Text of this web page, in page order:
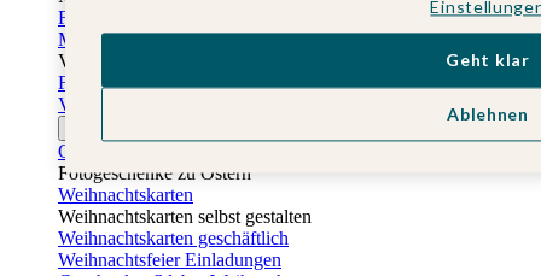
Fotogeschenke Muttertag
Muttertagskarten
Vatertag
Fotogeschenke Vatertag
Vatertagskarten
Osterkarten
Fotogeschenke zu Ostern
Weihnachtskarten
Weihnachtskarten selbst gestalten
Weihnachtskarten geschäftlich
Weihnachtsfeier Einladungen
Ablehnen
Geht klar